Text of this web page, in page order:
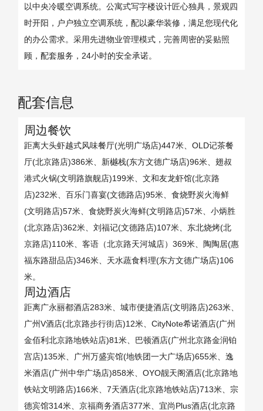
以中央冷暖空调系统。公寓式写字楼设计匠心独具，景观四
时开阳，户户独立空调系统，配以豪华装修，满足您现代化
的办公需求。采用先进物业管理模式，完善周密的妥贴照
顾，配套服务，24小时的安全承诺。
配套信息
周边餐饮
距离大头虾越式风味餐厅(光明广场店)447米、OLD记茶餐
厅(北京路店)386米、新樾栈(东方文德广场店)96米、翅叔
港式火锅(文明路旗舰店)199米、文和友龙虾馆(北京路
店)232米、百乐门喜宴(文德路店)95米、食烧野炭火海鲜
(文明路店)57米、食烧野炭火海鲜(文明路店)57米、小炳胜
(北京路店)362米、刘福记(文德路店)107米、东北烧烤(北
京路店)110米、客语（北京路天河城店）369米、陶陶居(惠
福东路甜品店)346米、天水蔬食料理(东方文德广场店)106
米。
周边酒店
距离广永丽都酒店283米、城市便捷酒店(文明路店)263米、
广州V酒店(北京路步行街店)12米、CityNote希诺酒店(广州
金佰利北京路地铁站店)81米、巴顿酒店(广州北京路金润铂
宫店)135米、广州万盛宾馆(地铁团一大广场店)655米、逸
米酒店(广州中华广场店)858米、OYO靓天阁酒店(北京路地
铁站文明路店)166米、7天酒店(北京路地铁站店)713米、宗
德宾馆314米、京福商务酒店377米、宜尚Plus酒店(北京路